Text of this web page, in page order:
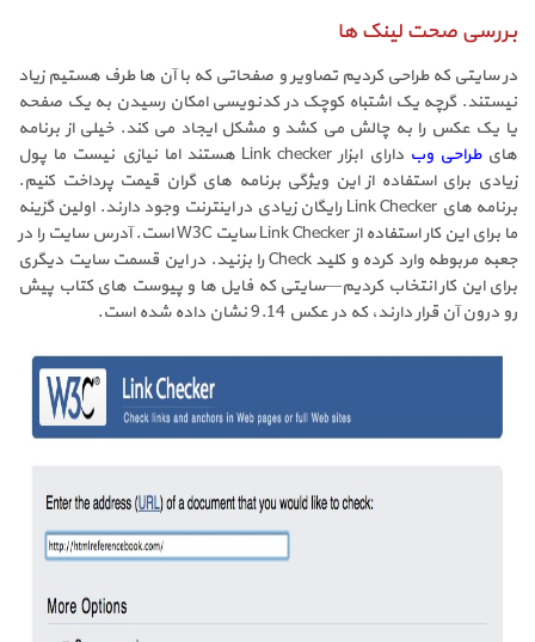
بررسی صحت لینک ها
در سایتی که طراحی کردیم تصاویر و صفحاتی که با آن ها طرف هستیم زیاد
نیستند. گرچه یک اشتباه کوچک در کدنویسی امکان رسیدن به یک صفحه
یا یک عکس را به چالش می کشد و مشکل ایجاد می کند. خیلی از برنامه
هایطراحی وب
دارای ابزار Link checker هستند اما نیازی نیست ما پول
زیادی برای استفاده از این ویژگی برنامه های گران قیمت پرداخت کنیم.
برنامه های Link Checker رایگان زیادی در اینترنت وجود دارند. اولین گزینه
ما برای این کار استفاده از Link Checker سایت W3C است. آدرس سایت را در
جعبه مربوطه وارد کرده و کلید Check را بزنید. در این قسمت سایت دیگری
برای این کار انتخاب کردیم—سایتی که فایل ها و پیوست های کتاب پیش
رو درون آن قرار دارند، که در عکس 9.14 نشان داده شده است.